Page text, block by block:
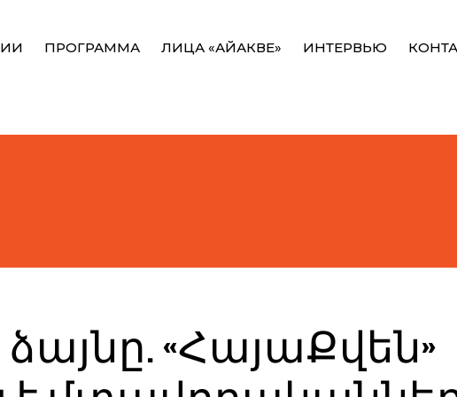
ПРОГРАММА ЛИЦА «АЙАКВЕ» ИНТЕРВЬЮ
«ՀայաՔվեն»